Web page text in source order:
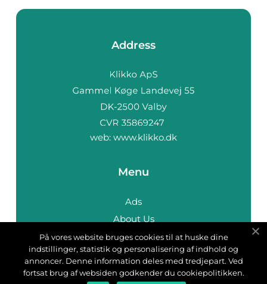
Address
web: www.klikko.dk
Menu
Ads
About Us
Cookies
Contact
Sitemap
På vores website bruges cookies til at huske dine
indstillinger, statistik og personalisering af indhold og
annoncer. Denne information deles med tredjepart. Ved
fortsat brug af websiden godkender du cookiepolitikken.